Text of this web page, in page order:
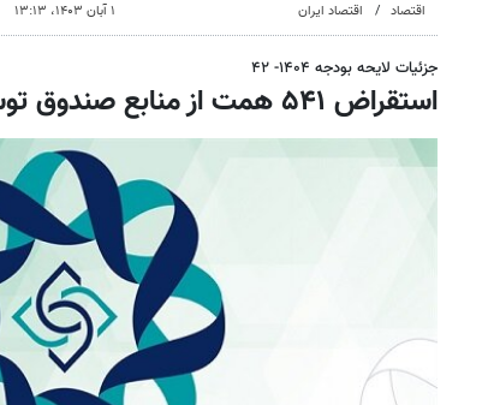
اقتصاد اقتصاد ایران ۱ آبان ۱۴۰۳، ۱۳:۱۳
جزئیات لایحه بودجه ۱۴۰۴- ۴۲
استقراض ۵۴۱ همت از منابع صندوق توسعه ملی